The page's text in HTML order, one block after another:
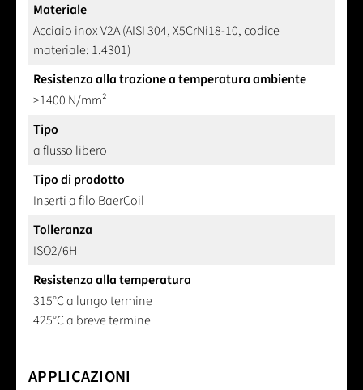
Materiale
Acciaio inox V2A (AISI 304, X5CrNi18-10, codice
materiale: 1.4301)
Resistenza alla trazione a temperatura ambiente
>1400 N/mm²
Tipo
a flusso libero
Tipo di prodotto
Inserti a filo BaerCoil
Tolleranza
ISO2/6H
Resistenza alla temperatura
315°C a lungo termine
425°C a breve termine
APPLICAZIONI